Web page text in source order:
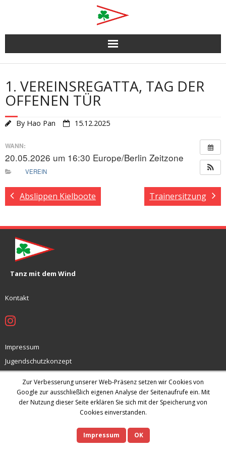
content
1. VEREINSREGATTA, TAG DER
OFFENEN TÜR
By Hao Pan 15.12.2025
WANN:
20.05.2026 um 16:30 Europe/Berlin Zeitzone
VEREIN
Abslippen Kielboote Trainersitzung
Tanz mit dem Wind
Kontakt
Impressum
Jugendschutzkonzept
Archiv
Think Up Themes Ltd. Powered by
Zur Verbesserung unserer Web-Präsenz setzen wir Cookies von
Google zur ausschließlich eigenen Analyse der Seitenaufrufe ein. Mit
der Nutzung dieser Seite erklären Sie sich mit der Speicherung von
Cookies einverstanden.
Impressum OK